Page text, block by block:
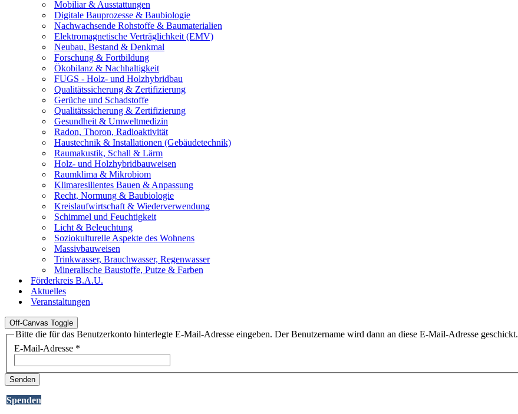
Mobiliar & Ausstattungen
Digitale Bauprozesse & Baubiologie
Nachwachsende Rohstoffe & Baumaterialien
Elektromagnetische Verträglichkeit (EMV)
Neubau, Bestand & Denkmal
Forschung & Fortbildung
Ökobilanz & Nachhaltigkeit
FUGS - Holz- und Holzhybridbau
Qualitätssicherung & Zertifizierung
Gerüche und Schadstoffe
Qualitätssicherung & Zertifizierung
Gesundheit & Umweltmedizin
Radon, Thoron, Radioaktivität
Haustechnik & Installationen (Gebäudetechnik)
Raumakustik, Schall & Lärm
Holz- und Holzhybridbauweisen
Raumklima & Mikrobiom
Klimaresilientes Bauen & Anpassung
Recht, Normung & Baubiologie
Kreislaufwirtschaft & Wiederverwendung
Schimmel und Feuchtigkeit
Licht & Beleuchtung
Soziokulturelle Aspekte des Wohnens
Massivbauweisen
Trinkwasser, Brauchwasser, Regenwasser
Mineralische Baustoffe, Putze & Farben
Förderkreis B.A.U.
Aktuelles
Veranstaltungen
Off-Canvas Toggle
Bitte die für das Benutzerkonto hinterlegte E-Mail-Adresse eingeben. Der Benutzername wird dann an diese E-Mail-Adresse geschickt.
E-Mail-Adresse *
Senden
Spenden